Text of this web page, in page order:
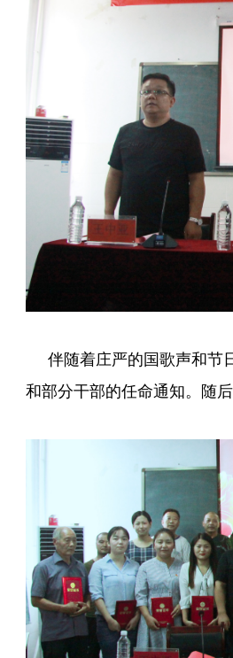
伴随着庄严的国歌声和节
和部分干部的任命通知。随